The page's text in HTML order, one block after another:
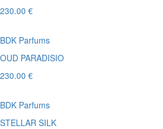
230.00 €
BDK Parfums
OUD PARADISIO
230.00 €
BDK Parfums
STELLAR SILK